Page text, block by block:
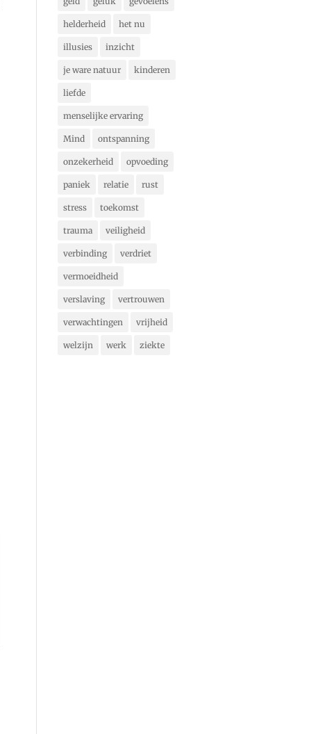
helderheid het nu
illusies inzicht
je ware natuur kinderen
liefde
menselijke ervaring
Mind ontspanning
onzekerheid opvoeding
paniek relatie rust
stress toekomst
trauma veiligheid
verbinding verdriet
vermoeidheid
verslaving vertrouwen
verwachtingen vrijheid
welzijn werk ziekte